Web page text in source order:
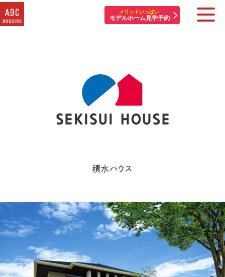
メリットいっぱい
モデルホーム見学予約
積水ハウス